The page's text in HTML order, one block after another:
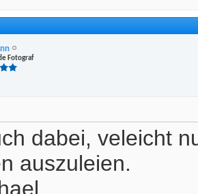
Fotograf
dabei, veleicht
auszuleien.